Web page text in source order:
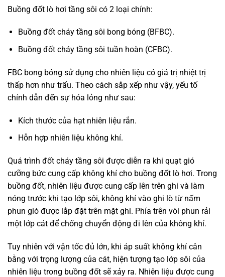
Buồng đốt lò hơi tầng sôi có 2 loại chính:
Buồng đốt cháy tầng sôi bong bóng (BFBC).
Buồng đốt cháy tầng sôi tuần hoàn (CFBC).
FBC bong bóng sử dụng cho nhiên liệu có giá trị nhiệt trị
thấp hơn như trấu. Theo cách sắp xếp như vậy, yếu tố
chính dẫn đến sự hóa lỏng như sau:
Kích thước của hạt nhiên liệu rắn.
Hỗn hợp nhiên liệu không khí.
Quá trình đốt cháy tầng sôi được diễn ra khi quạt gió
cưỡng bức cung cấp không khí cho buồng đốt lò hơi. Trong
buồng đốt, nhiên liệu được cung cấp lên trên ghi và làm
nóng trước khi tạo lớp sôi, không khí vào ghi lò từ nấm
phun gió được lắp đặt trên mặt ghi. Phía trên vòi phun rải
một lớp cát để chống chuyển động đi lên của không khí.
Tuy nhiên với vận tốc đủ lớn, khi áp suất không khí cân
bằng với trọng lượng của cát, hiện tượng tạo lớp sôi của
nhiên liệu trong buồng đốt sẽ xảy ra. Nhiên liệu được cung